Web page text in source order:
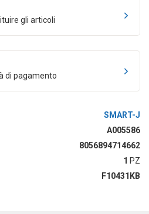
gli articoli
di pagamento
SMART-J
A005586
8056894714662
1 PZ
F10431KB